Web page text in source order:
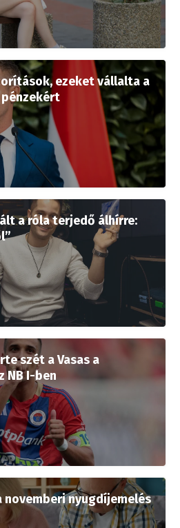
ezeket vállalta a
pénzekért
a róla terjedő álhírre:
szét a Vasas a
NB I-ben
novemberi nyugdíjemelés